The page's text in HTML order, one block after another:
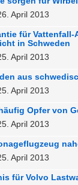
April 2013
für Vattenfall-
in Schweden
April 2013
aus
April 2013
Opfer von
April 2013
April 2013
für Volvo